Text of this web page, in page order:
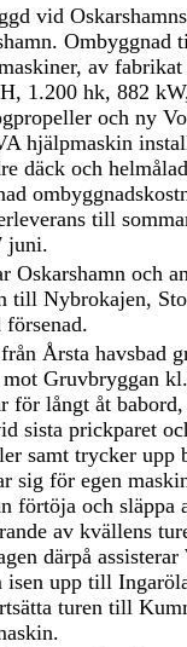
vid
Ombyggnad
av
1.200 hk, 882
och ny
hjälpmaskin
däck och
till
juni.
Oskarshamn och
till Nybrokajen,
försenad.
Årsta havsbad
Gruvbryggan
för långt åt
sista prickparet
samt trycker upp
sig för egen
förtöja och släppa
av kvällens
därpå
isen upp till
turen till